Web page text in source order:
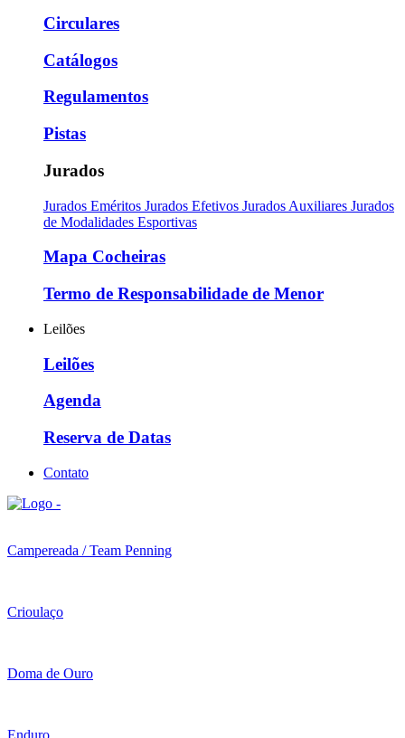
Circulares
Catálogos
Regulamentos
Pistas
Jurados
Jurados Eméritos Jurados Efetivos Jurados Auxiliares Jurados
de Modalidades Esportivas
Mapa Cocheiras
Termo de Responsabilidade de Menor
Leilões
Leilões
Agenda
Reserva de Datas
Contato
Campereada / Team Penning
Crioulaço
Doma de Ouro
Enduro